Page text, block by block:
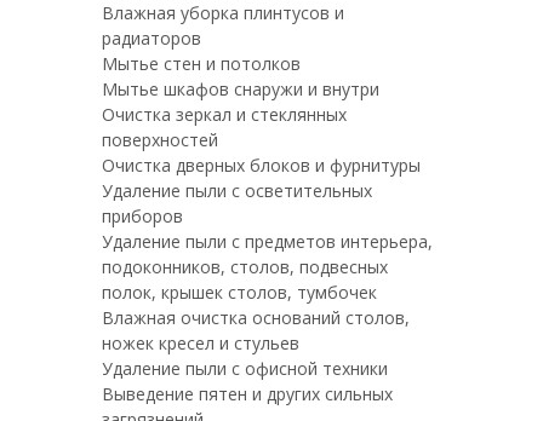
Влажная уборка плинтусов и
радиаторов
Мытье стен и потолков
Мытье шкафов снаружи и внутри
Очистка зеркал и стеклянных
поверхностей
Очистка дверных блоков и фурнитуры
Удаление пыли с осветительных
приборов
Удаление пыли с предметов интерьера,
подоконников, столов, подвесных
полок, крышек столов, тумбочек
Влажная очистка оснований столов,
ножек кресел и стульев
Удаление пыли с офисной техники
Выведение пятен и других сильных